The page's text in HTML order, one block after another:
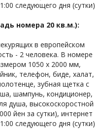
следующего дня (сутки)
номера 20 кв.м.):
в европейском
- 2 человека. В номере
1050 x 2000 мм,
телефон, биде, халат,
зубная щетка с
шампунь, кондиционер,
душа, высокоскоростной
йен за сутки), интернет
следующего дня (сутки)